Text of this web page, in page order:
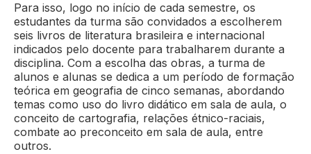
Para isso, logo no início de cada semestre, os
estudantes da turma são convidados a escolherem
seis livros de literatura brasileira e internacional
indicados pelo docente para trabalharem durante a
disciplina. Com a escolha das obras, a turma de
alunos e alunas se dedica a um período de formação
teórica em geografia de cinco semanas, abordando
temas como uso do livro didático em sala de aula, o
conceito de cartografia, relações étnico-raciais,
combate ao preconceito em sala de aula, entre
outros.